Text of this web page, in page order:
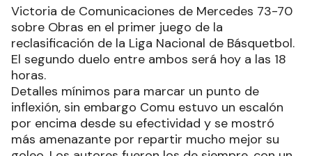
Victoria de Comunicaciones de Mercedes 73-70
sobre Obras en el primer juego de la
reclasificación de la Liga Nacional de Básquetbol.
El segundo duelo entre ambos será hoy a las 18
horas.
Detalles mínimos para marcar un punto de
inflexión, sin embargo Comu estuvo un escalón
por encima desde su efectividad y se mostró
más amenazante por repartir mucho mejor su